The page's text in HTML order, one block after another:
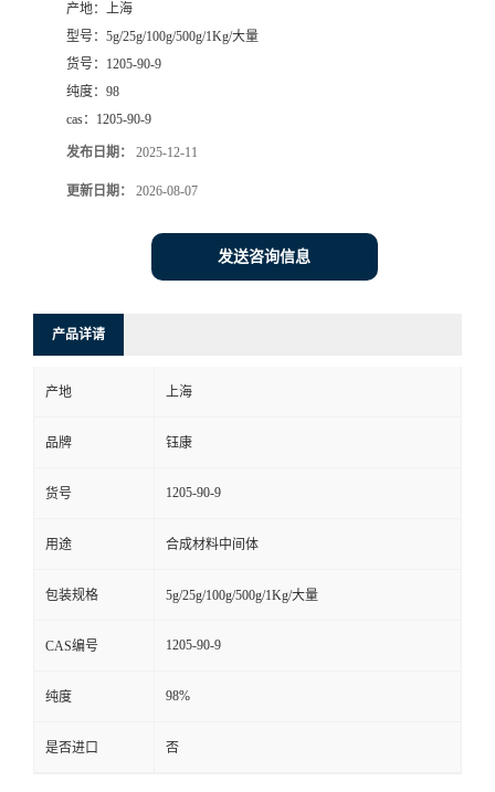
产地： 上海
型号： 5g/25g/100g/500g/1Kg/大量
货号： 1205-90-9
纯度： 98
cas： 1205-90-9
发布日期： 2025-12-11
更新日期： 2026-08-07
发送咨询信息
产品详请
产地 上海
品牌 钰康
货号 1205-90-9
用途 合成材料中间体
包装规格 5g/25g/100g/500g/1Kg/大量
CAS编号 1205-90-9
纯度 98%
是否进口 否